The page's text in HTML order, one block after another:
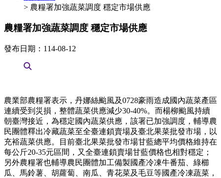
> 農糧署加強蔬菜調度 穩定市場供應
農糧署加強蔬菜調度 穩定市場供應
發布日期：114-08-12
農業部農糧署表示，丹娜絲颱風及0728豪雨造成國內蔬菜產區
連續受到災損，整體蔬菜供應減少30-40%。而楊柳颱風持續
朝臺灣接近，為穩定國內蔬菜供應，該署已加強調度，輔導農
民團體釋出冷藏蔬菜至全臺連鎖賣場及臺北果菜批發市場，以
充裕蔬菜供應。目前臺北果菜批發市場甘藍總平均價格維持在
每公斤20-35元區間，又全臺連鎖賣場甘藍價格也相對穩定；
另外農糧署也輔導農民團體加工備製國產冷凍牛番茄、綠櫛
瓜、馬鈴薯、胡蘿蔔、南瓜、青花菜及毛豆等國產冷凍蔬菜，